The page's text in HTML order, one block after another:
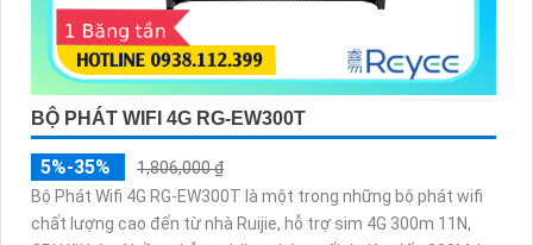
BỘ PHÁT WIFI 4G RG-EW300T
5%-35%
1,806,000 ₫
Bộ Phát Wifi 4G RG-EW300T là một trong những bộ phát wifi
chất lượng cao đến từ nhà Ruijie, hỗ trợ sim 4G 300m 11N,